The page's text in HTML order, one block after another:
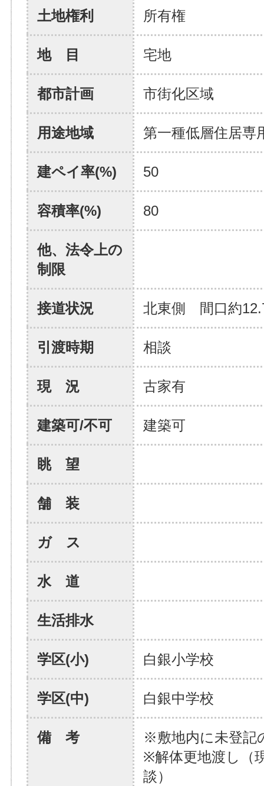
土地権利 所有権
地 目 宅地
都市計画 市街化区域
用途地域 第一種低層住居専
建ペイ率(%) 50
容積率(%) 80
他、法令上の
制限
接道状況 北東側 間口約
引渡時期 相談
現 況 古家有
建築可/不可 建築可
眺 望
舗 装
ガ ス
水 道
生活排水
学区(小) 白銀小学校
学区(中) 白銀中学校
備 考
※敷地内に未登記
※解体更地渡し（
談）